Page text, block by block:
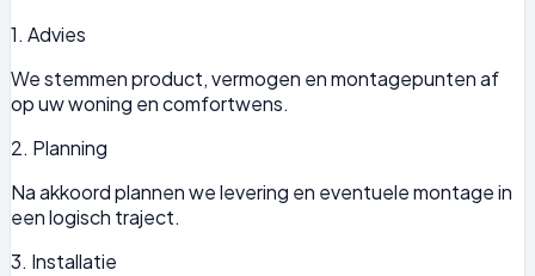
1. Advies
We stemmen product, vermogen en montagepunten af
op uw woning en comfortwens.
2. Planning
Na akkoord plannen we levering en eventuele montage in
een logisch traject.
3. Installatie